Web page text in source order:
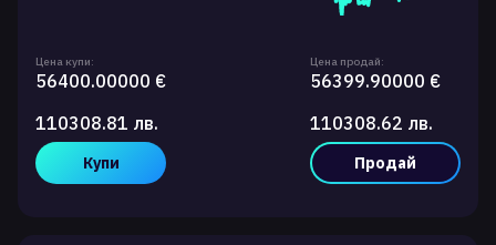
Цена купи:
56400.00000 €
110308.81 лв.
Купи
Цена продай:
56399.90000 €
110308.62 лв.
Продай